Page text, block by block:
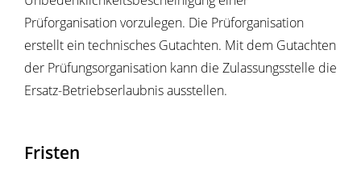
Prüforganisation vorzulegen. Die Prüforganisation
erstellt ein technisches Gutachten. Mit dem Gutachten
der Prüfungsorganisation kann die Zulassungsstelle die
Ersatz-Betriebserlaubnis ausstellen.
Fristen